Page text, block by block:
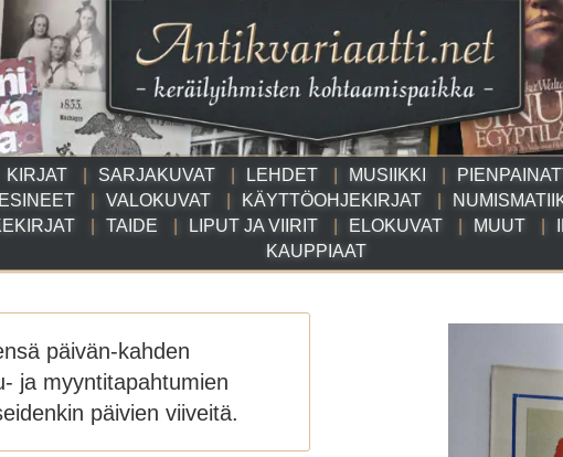
KIRJAT SARJAKUVAT LEHDET MUSIIKKI
VALOKUVAT KÄYTTÖOHJEKIRJAT
TAIDE LIPUT JA VIIRIT ELOKUVAT MUUT
KAUPPIAAT
päivän-kahden
ja myyntitapahtumien
päivien viiveitä.